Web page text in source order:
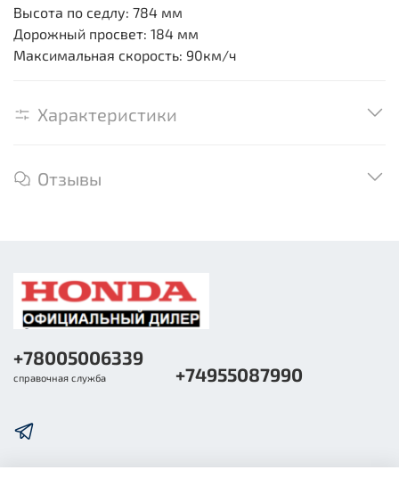
Высота по седлу: 784 мм
Дорожный просвет: 184 мм
Максимальная скорость: 90км/ч
Характеристики
Отзывы
+78005006339
справочная служба +74955087990